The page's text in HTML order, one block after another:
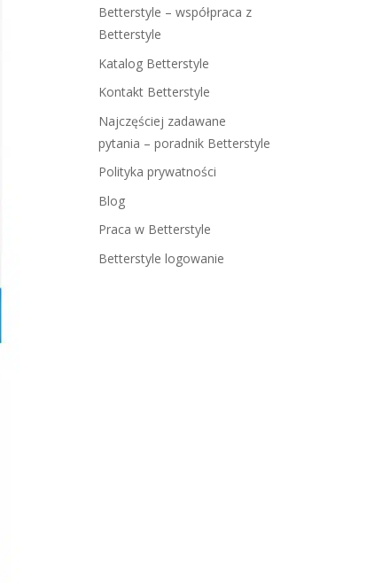
Betterstyle – współpraca z
Betterstyle
Katalog Betterstyle
Kontakt Betterstyle
Najczęściej zadawane
pytania – poradnik Betterstyle
Polityka prywatności
Blog
Praca w Betterstyle
Betterstyle logowanie